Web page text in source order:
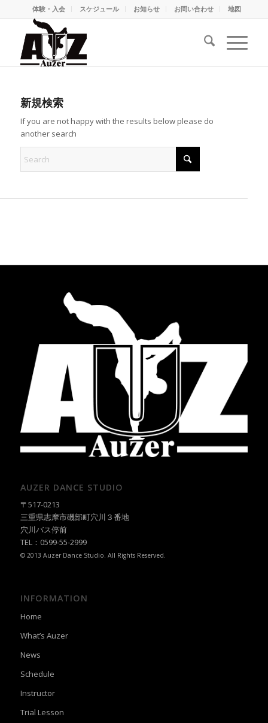
体験・入会 スケジュール お知らせ お問い合わせ 地図
新規検索
If you are not happy with the results below please do
another search
AUZER DANCE STUDIO
〒517-0213
三重県志摩市磯部町穴川３番地
穴川バス停前
TEL：0599-55-2999
© 2013 Auzer Dance Studio. All Rights Reserved.
INFORMATION
Home
What’s Auzer
News
Schedule
Instructor
Trial Lesson